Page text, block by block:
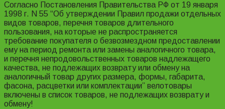
Согласно Постановления Правительства РФ от 19 января
1998 г. N 55 “Об утверждении Правил продажи отдельных
видов товаров, перечня товаров длительного
пользования, на которые не распространяется
требование покупателя о безвозмездном предоставлении
ему на период ремонта или замены аналогичного товара,
и перечня непродовольственных товаров надлежащего
качества, не подлежащих возврату или обмену на
аналогичный товар других размера, формы, габарита,
фасона, расцветки или комплектации” велотовары
включены в список товаров, не подлежащих возврату и
обмену!